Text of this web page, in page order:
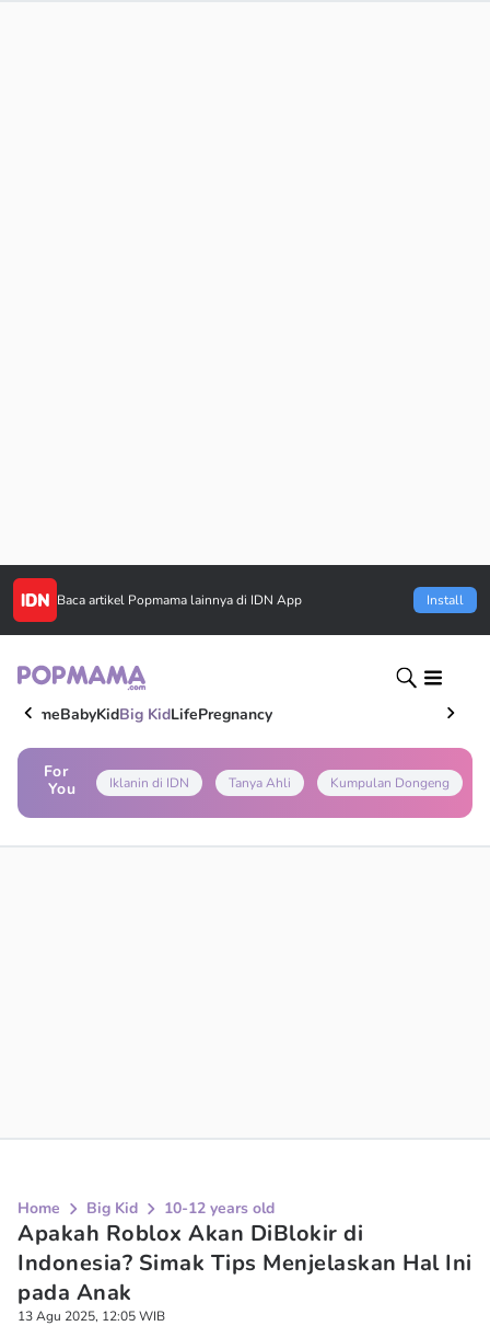
Baca artikel Popmama lainnya di IDN App Install
HomeBabyKidBig KidLifePregnancy
For
You
Iklanin di IDN Tanya Ahli Kumpulan Dongeng
Home Big Kid 10-12 years old
Apakah Roblox Akan DiBlokir di
Indonesia? Simak Tips Menjelaskan Hal Ini
pada Anak
13 Agu 2025, 12:05 WIB